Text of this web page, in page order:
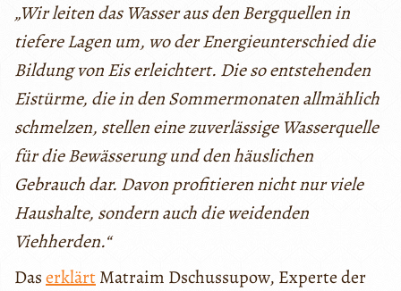
„Wir leiten das Wasser aus den Bergquellen in
tiefere Lagen um, wo der Energieunterschied die
Bildung von Eis erleichtert. Die so entstehenden
Eistürme, die in den Sommermonaten allmählich
schmelzen, stellen eine zuverlässige Wasserquelle
für die Bewässerung und den häuslichen
Gebrauch dar. Davon profitieren nicht nur viele
Haushalte, sondern auch die weidenden
Viehherden.“
DaserklärtMatraim Dschussupow, Experte der